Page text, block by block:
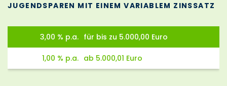
JUGENDSPAREN MIT EINEM VARIABLEM ZINSSATZ
3,00 % p.a. für bis zu 5.000,00 Euro
1,00 % p.a. ab 5.000,01 Euro